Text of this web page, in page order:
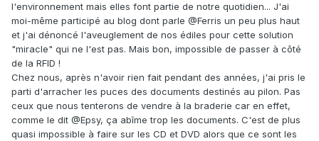
l'environnement mais elles font partie de notre quotidien... J'ai
moi-même participé au blog dont parle @Ferris un peu plus haut
et j'ai dénoncé l'aveuglement de nos édiles pour cette solution
"miracle" qui ne l'est pas. Mais bon, impossible de passer à côté
de la RFID !
Chez nous, après n'avoir rien fait pendant des années, j'ai pris le
parti d'arracher les puces des documents destinés au pilon. Pas
ceux que nous tenterons de vendre à la braderie car en effet,
comme le dit @Epsy, ça abîme trop les documents. C'est de plus
quasi impossible à faire sur les CD et DVD alors que ce sont les